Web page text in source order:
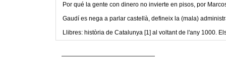
Por qué la gente con dinero no invierte en pisos, por
Gaudí es nega a parlar castellà, defineix la (mala)
Llibres: història de Catalunya [1] al voltant de l'any 1000.